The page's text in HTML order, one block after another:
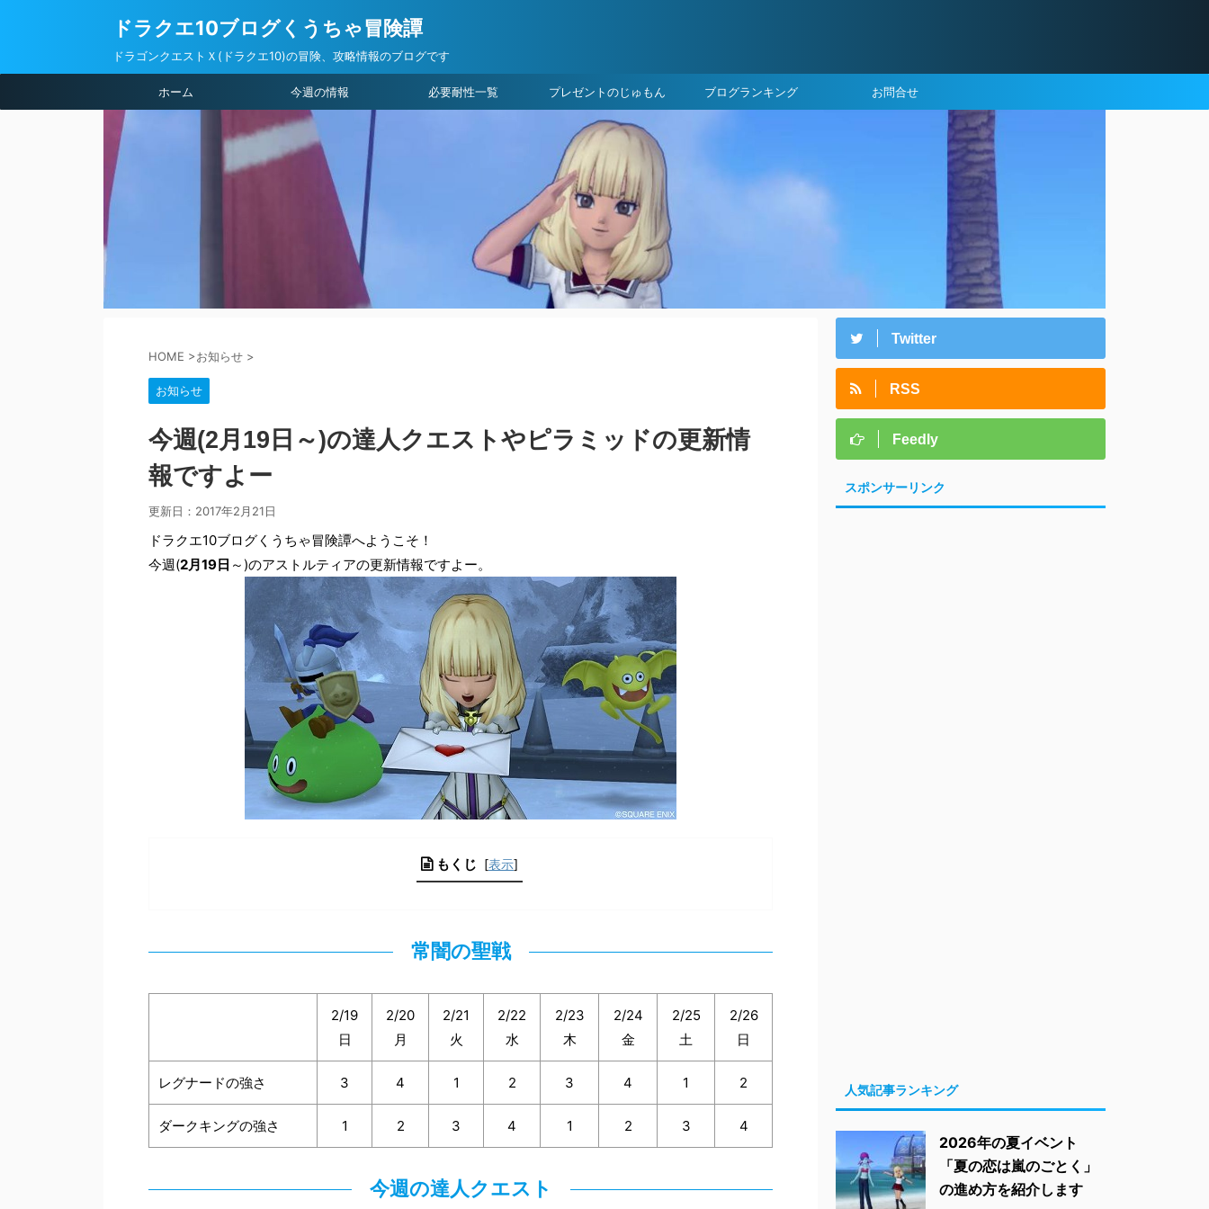
ドラクエ10ブログくうちゃ冒険譚
ドラゴンクエストＸ(ドラクエ10)の冒険、攻略情報のブログです
ホーム 今週の情報 必要耐性一覧 プレゼントのじゅもん ブログランキング お問合せ
HOME >お知らせ >
お知らせ
今週(2月19日～)の達人クエストやピラミッドの更新情
報ですよー
更新日： 2017年2月21日
ドラクエ10ブログくうちゃ冒険譚へようこそ！
今週(2月19日 ～)のアストルティアの更新情報ですよー。
もくじ [表示]
常闇の聖戦
2/19
日
2/20
月
2/21
火
2/22
水
2/23
木
2/24
金
2/25
土
2/26
日
レグナードの強さ 3 4 1 2 3 4 1 2
ダークキングの強さ 1 2 3 4 1 2 3 4
今週の達人クエスト
Twitter
RSS
Feedly
スポンサーリンク
人気記事ランキング
2026年の夏イベント
「夏の恋は嵐のごとく」
の進め方を紹介します